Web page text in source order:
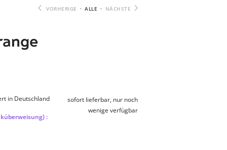
VORHERIGE · ALLE · NÄCHSTE
sofort lieferbar, nur noch
wenige verfügbar
in Deutschland
: